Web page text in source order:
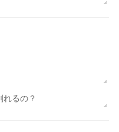
れるの？